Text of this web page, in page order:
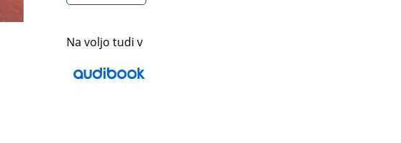
Na voljo tudi v